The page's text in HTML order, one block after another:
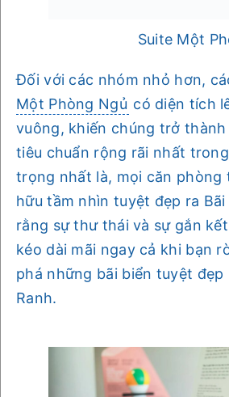
Suite Một
Đối với các nhóm nhỏ hơn,
Một Phòng Ngủ có diện tích
vuông, khiến chúng trở
tiêu chuẩn rộng rãi nhất
trọng nhất là, mọi căn phòng
hữu tầm nhìn tuyệt đẹp ra Bãi
rằng sự thư thái và sự gắn
kéo dài mãi ngay cả khi bạn
phá những bãi biển tuyệt đẹp
Ranh.